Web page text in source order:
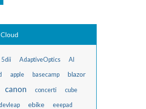
5dii AdaptiveOptics AI
apple basecamp blazor
canon concerti cube
ebike eeepad